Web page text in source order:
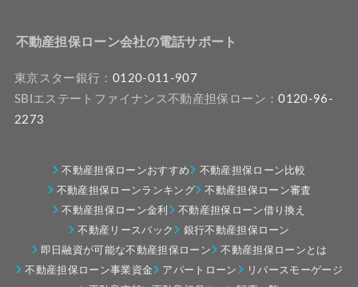
不動産担保ローン会社の電話サポート
東京スター銀行： 0120-011-907
SBIエステートファイナンス不動産担保ローン：0120-96-
2273
不動産担保ローンおすすめ
不動産担保ローン比較
不動産担保ローンランキング
不動産担保ローン審査
不動産担保ローン金利
不動産担保ローン借り換え
不動産リースバック
銀行不動産担保ローン
即日融資が可能な不動産担保ローン
不動産担保ローンとは
不動産担保ローン事業資金
アパートローン
リバースモーゲージ